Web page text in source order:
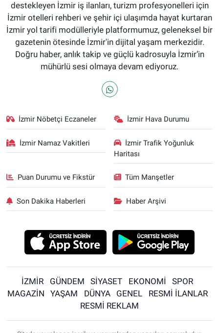
destekleyen İzmir iş ilanları, turizm profesyonelleri için
İzmir otelleri rehberi ve şehir içi ulaşımda hayat kurtaran
İzmir yol tarifi modülleriyle platformumuz, geleneksel bir
gazetenin ötesinde İzmir'in dijital yaşam merkezidir.
Doğru haber, anlık takip ve güçlü kadrosuyla İzmir’in
mühürlü sesi olmaya devam ediyoruz.
İzmir Nöbetçi Eczaneler İzmir Hava Durumu
İzmir Namaz Vakitleri
İzmir Trafik Yoğunluk
Haritası
Puan Durumu ve Fikstür Tüm Manşetler
Son Dakika Haberleri Haber Arşivi
İZMİR GÜNDEM SİYASET EKONOMİ
SPOR
MAGAZİN
YAŞAM DÜNYA GENEL
RESMİ İLANLAR
RESMİ REKLAM